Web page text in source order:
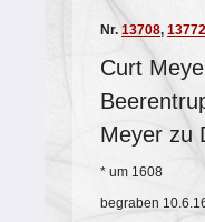
Nr. 13708, 13772
Curt
Meyer zu
* um 1608
begraben